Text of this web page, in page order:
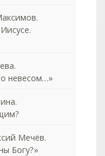
невесом…»
Мечёв.
Богу?»